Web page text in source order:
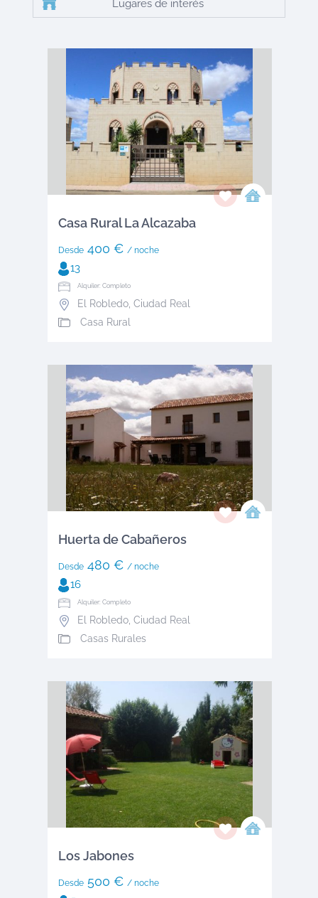
Lugares de interés
Casa Rural La Alcazaba
Desde400 € / noche
13
Alquiler: Completo
El Robledo, Ciudad Real
Casa Rural
Huerta de Cabañeros
Desde480 € / noche
16
Alquiler: Completo
El Robledo, Ciudad Real
Casas Rurales
Los Jabones
Desde500 € / noche